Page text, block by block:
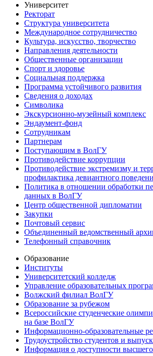
Университет
Ректорат
Структура университета
Международное сотрудничество
Культура, искусство, творчество
Направления деятельности
Общественные организации
Спорт и здоровье
Социальная поддержка
Программа устойчивого развития
Сведения о доходах
Символика
Экскурсионно-музейный комплекс
Эндаумент-фонд
Сотрудникам
Партнерам
Поступающим в ВолГУ
Противодействие коррупции
Противодействие экстремизму и
профилактика девиантного
Политика в отношении обработки
данных в ВолГУ
Центр общественной дипломатии
Закупки
Почтовый сервис
Объединенный ведомственный
Телефонный справочник
Образование
Институты
Университетский колледж
Управление образовательных
Волжский филиал ВолГУ
Образование за рубежом
Всероссийские студенческие
на базе ВолГУ
Информационно-образовательные
Трудоустройство студентов и
Информация о доступности высшего